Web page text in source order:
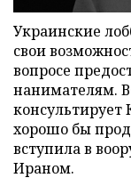
Украинские
свои
вопросе
нанимателям.
консультирует
хорошо бы
вступила в
Ираном.